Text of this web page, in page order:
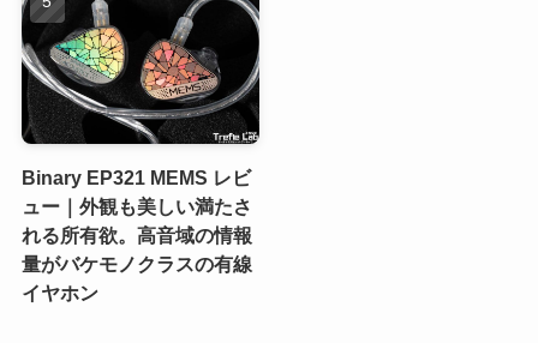
Binary EP321 MEMS レビ
ュー｜外観も美しい満たさ
れる所有欲。高音域の情報
量がバケモノクラスの有線
イヤホン